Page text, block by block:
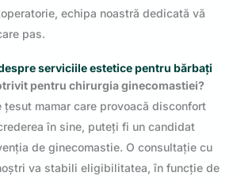
echipa noastră dedicată vă
pas.
serviciile estetice pentru bărbați
pentru chirurgia ginecomastiei?
țesut mamar care provoacă disconfort
în sine, puteți fi un candidat
de ginecomastie. O consultație cu
va stabili eligibilitatea, în funcție de